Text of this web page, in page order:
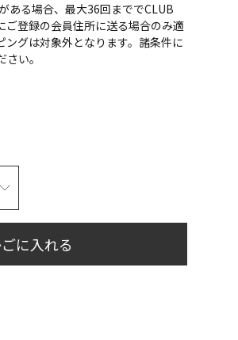
ある場合、最大36回まででCLUB
登録の会員住所に送る場合のみ適
グは対象外となります。諸条件に
い。
に入れる